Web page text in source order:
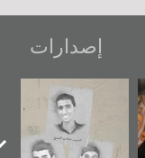
إصدارات
شهداء وطن